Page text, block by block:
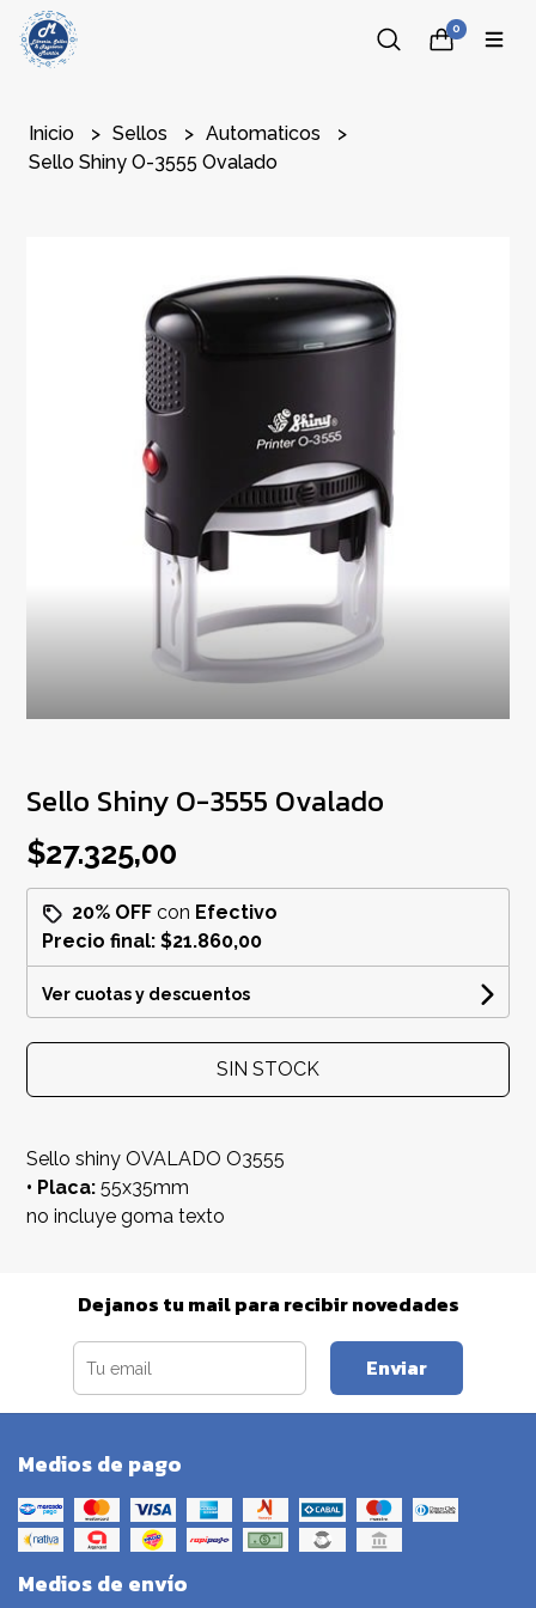
0
Inicio Sellos
Automaticos
Sello Shiny O-3555 Ovalado
Sello Shiny O-3555 Ovalado
$27.325,00
20% OFF con Efectivo
Precio final:$21.860,00
Ver cuotas y descuentos
SIN STOCK
Sello shiny OVALADO O3555
• Placa:55x35mm
no incluye goma texto
Dejanos tu mail para recibir novedades
Enviar
Medios de pago
Medios de envío